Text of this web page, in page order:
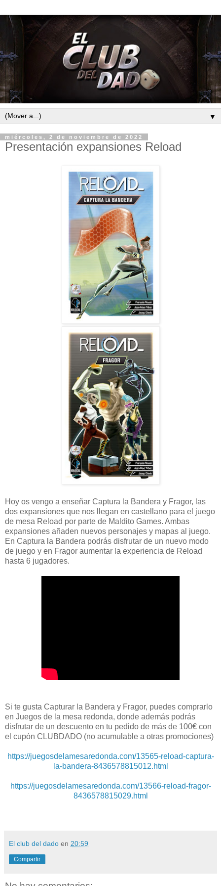
▼
miércoles, 2 de noviembre de 2022
Presentación expansiones Reload
Hoy os vengo a enseñar Captura la Bandera y Fragor, las
dos expansiones que nos llegan en castellano para el juego
de mesa Reload por parte de Maldito Games. Ambas
expansiones añaden nuevos personajes y mapas al juego.
En Captura la Bandera podrás disfrutar de un nuevo modo
de juego y en Fragor aumentar la experiencia de Reload
hasta 6 jugadores.
Si te gusta Capturar la Bandera y Fragor, puedes comprarlo
en Juegos de la mesa redonda, donde además podrás
disfrutar de un descuento en tu pedido de más de 100€ con
el cupón CLUBDADO (no acumulable a otras promociones)
https://juegosdelamesaredonda.com/13565-reload-captura-
la-bandera-8436578815012.html
https://juegosdelamesaredonda.com/13566-reload-fragor-
8436578815029.html
El club del dado en 20:59
Compartir